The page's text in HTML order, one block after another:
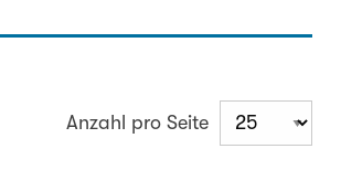
Anzahl pro Seite